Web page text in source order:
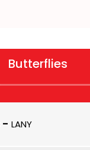
Butterflies
- LANY